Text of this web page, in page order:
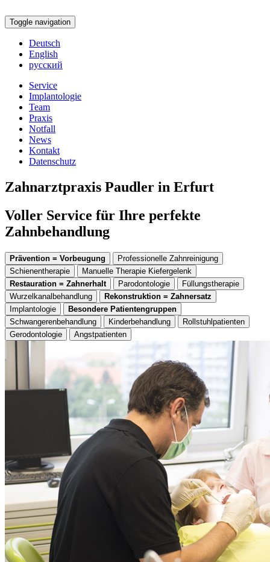
Toggle navigation
Deutsch
English
русский
Service
Implantologie
Team
Praxis
Notfall
News
Kontakt
Datenschutz
Zahnarztpraxis Paudler in Erfurt
Voller Service für Ihre perfekte
Zahnbehandlung
Prävention = Vorbeugung
Professionelle Zahnreinigung
Schienentherapie
Manuelle Therapie Kiefergelenk
Restauration = Zahnerhalt
Parodontologie
Füllungstherapie
Wurzelkanalbehandlung
Rekonstruktion = Zahnersatz
Implantologie
Besondere Patientengruppen
Schwangerenbehandlung
Kinderbehandlung
Rollstuhlpatienten
Gerodontologie
Angstpatienten